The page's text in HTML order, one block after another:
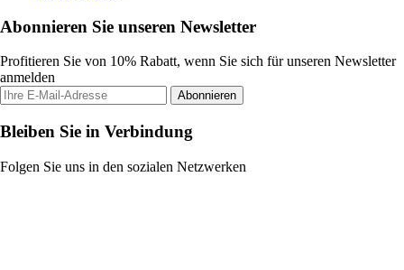
Abonnieren Sie unseren Newsletter
Profitieren Sie von 10% Rabatt, wenn Sie sich für unseren Newsletter
anmelden
Abonnieren
Bleiben Sie in Verbindung
Folgen Sie uns in den sozialen Netzwerken